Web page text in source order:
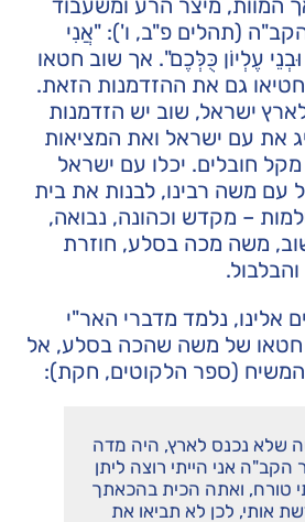
המוות, מיצר הרע ומשעבוד
(תהלים פ"ב, ו'): "אֲנִי
עֶלְיוֹן כֻּלְּכֶם". אך שוב חטאו
גם את ההזדמנות הזאת.
ישראל, שוב יש הזדמנות
את עם ישראל ואת המציאות
חובלים. יכלו עם ישראל
עם משה רבינו, לבנות את בית
– מקדש וכהונה, נבואה,
משה מכה בסלע, חוזרת
אלינו, נלמד מדברי האר"י
של משה שהכה בסלע, אל
המשיח (ספר הלקוטים, חקת):
שלא נכנס לארץ, היה מדה
אני הייתי רוצה ליתן
טורח, ואתה הכית בהכאתך
אותי, לכן לא תביאו את